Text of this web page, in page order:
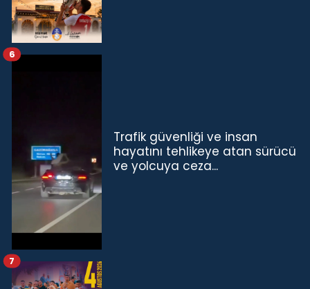
Trafik güvenliği ve insan
hayatını tehlikeye atan sürücü
ve yolcuya ceza...
6
7